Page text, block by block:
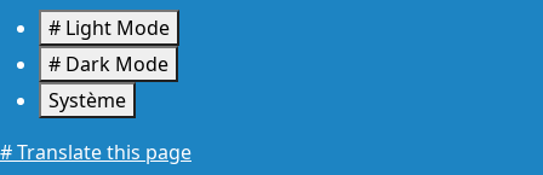
Aller au contenu principal
# Light Mode
# Dark Mode
Système
# Translate this page